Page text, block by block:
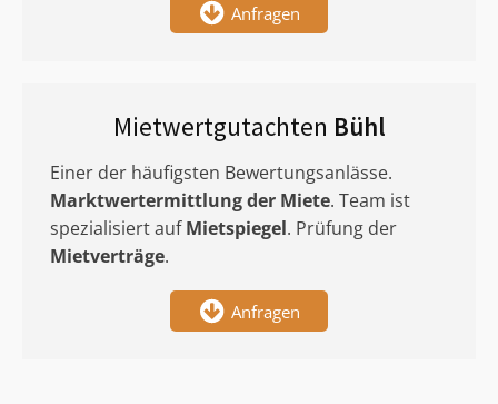
Anfragen
Mietwertgutachten Bühl
Einer der häufigsten Bewertungsanlässe.
Marktwertermittlungder Miete. Team ist
spezialisiert aufMietspiegel. Prüfung der
Mietverträge.
Anfragen